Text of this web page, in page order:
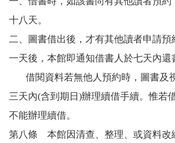
十八天。
二、圖書借出後，才有其他讀者申請
一天後，本館即通知借書人於七天內還
借閱資料若無他人預約時，圖書及
三天內(含到期日)辦理續借手續。惟若
不能辦理續借。
第八條 本館因清查、整理、或資料改